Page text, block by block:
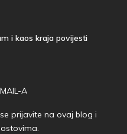
i kaos kraja povijesti
A
prijavite na ovaj blog i